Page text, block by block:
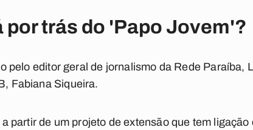
por trás do 'Papo Jovem'?
pelo editor geral de jornalismo da Rede Paraíba,
Fabiana Siqueira.
partir de um projeto de extensão que tem